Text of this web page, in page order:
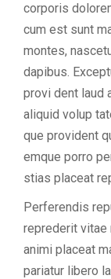
corporis
cum est sunt
montes,
dapibus.
provi dent laud
aliquid volup
que provident
emque porro
stias placeat
Perferendis
reprederit vitae
animi placeat
pariatur libero